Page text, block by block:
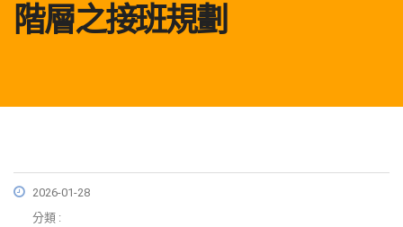
階層之接班規劃
2026-01-28
分類 :